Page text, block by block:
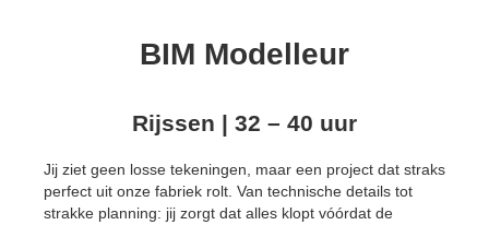
BIM Modelleur
Rijssen | 32 – 40 uur
Jij ziet geen losse tekeningen, maar een project dat straks
perfect uit onze fabriek rolt. Van technische details tot
strakke planning: jij zorgt dat alles klopt vóórdat de